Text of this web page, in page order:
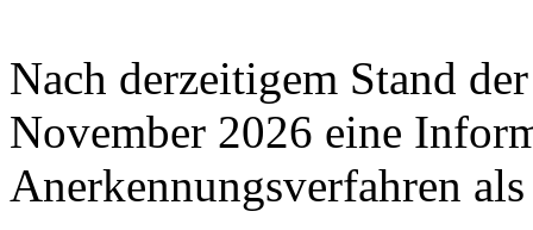
Nach derzeitigem Stand
November 2026 eine
Anerkennungsverfahren